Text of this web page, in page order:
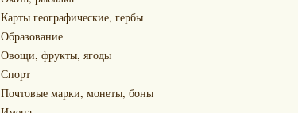
Карты географические, гербы
Образование
Овощи, фрукты, ягоды
Спорт
Почтовые марки, монеты, боны